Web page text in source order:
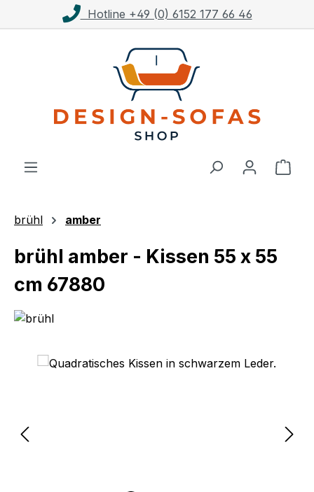
Zum Hauptinhalt springen
+49 (0) 6152 177 66 46
brühl amber
brühl amber - Kissen 55 x 55
cm 67880
Bildergalerie überspringen